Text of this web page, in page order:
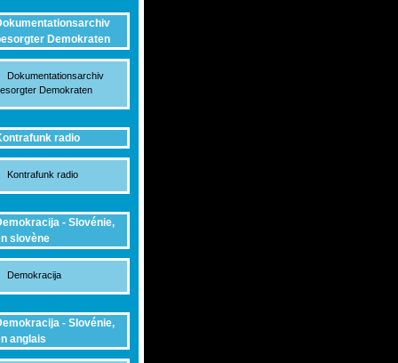
Demokraten
Dokumentationsarchiv
Demokraten
radio
Kontrafunk radio
- Slovénie,
slovène
Demokracija
- Slovénie,
anglais